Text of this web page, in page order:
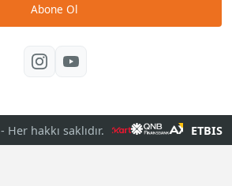
Abone Ol
- Her hakkı saklıdır. ETBIS